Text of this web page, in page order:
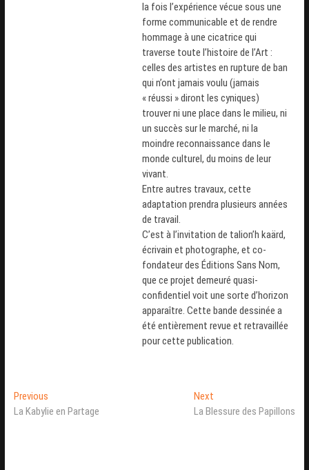
la fois l’expérience vécue sous une
forme communicable et de rendre
hommage à une cicatrice qui
traverse toute l’histoire de l’Art :
celles des artistes en rupture de ban
qui n’ont jamais voulu (jamais
« réussi » diront les cyniques)
trouver ni une place dans le milieu, ni
un succès sur le marché, ni la
moindre reconnaissance dans le
monde culturel, du moins de leur
vivant.
Entre autres travaux, cette
adaptation prendraplusieurs années
de travail.
C’est à l’invitation de talion’h kaärd,
écrivain et photographe, et co-
fondateur des Éditions Sans Nom,
que ce projet demeuré quasi-
confidentiel voit une sorte d’horizon
apparaître. Cette bande dessinée a
été entièrement revue et retravaillée
pour cette publication.
Navigation
de
PreviousPrevious
post:
La Kabylie en Partage
Next
post:
La Blessure des Papillons